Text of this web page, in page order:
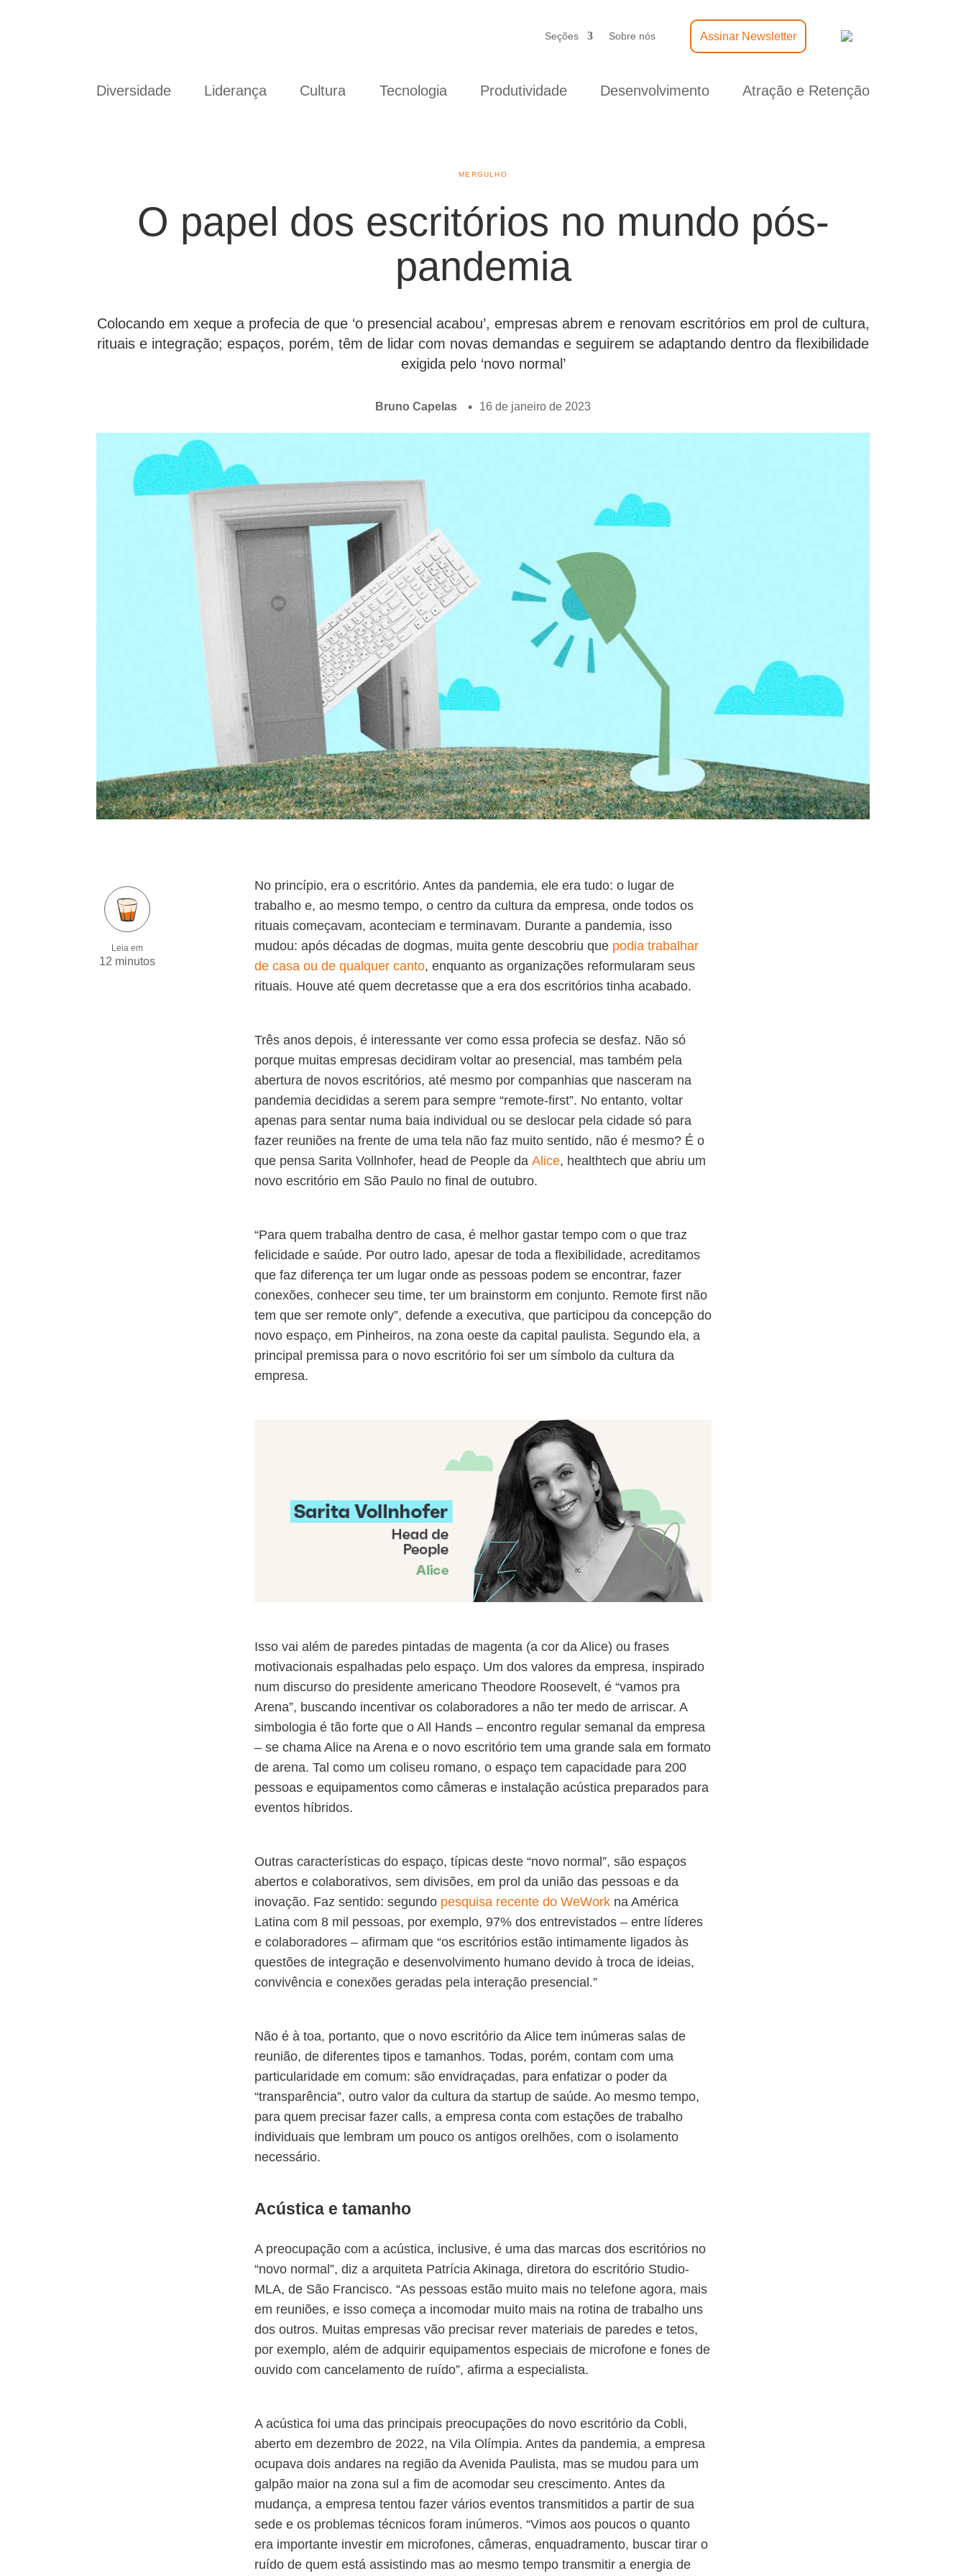
Seções Sobre nós Assinar Newsletter
Diversidade Liderança Cultura Tecnologia Produtividade Desenvolvimento Atração e Retenção
MERGULHO
O papel dos escritórios no mundo pós-
pandemia
Colocando em xeque a profecia de que ‘o presencial acabou’, empresas abrem e renovam escritórios em prol de cultura,
rituais e integração; espaços, porém, têm de lidar com novas demandas e seguirem se adaptando dentro da flexibilidade
exigida pelo ‘novo normal’
Bruno Capelas 16 de janeiro de 2023
Leia em
12 minutos
No princípio, era o escritório. Antes da pandemia, ele era tudo: o lugar de
trabalho e, ao mesmo tempo, o centro da cultura da empresa, onde todos os
rituais começavam, aconteciam e terminavam. Durante a pandemia, isso
mudou: após décadas de dogmas, muita gente descobriu que podia trabalhar
de casa ou de qualquer canto, enquanto as organizações reformularam seus
rituais. Houve até quem decretasse que a era dos escritórios tinha acabado.
Três anos depois, é interessante ver como essa profecia se desfaz. Não só
porque muitas empresas decidiram voltar ao presencial, mas também pela
abertura de novos escritórios, até mesmo por companhias que nasceram na
pandemia decididas a serem para sempre “remote-first”. No entanto, voltar
apenas para sentar numa baia individual ou se deslocar pela cidade só para
fazer reuniões na frente de uma tela não faz muito sentido, não é mesmo? É o
que pensa Sarita Vollnhofer, head de People da Alice, healthtech que abriu um
novo escritório em São Paulo no final de outubro.
“Para quem trabalha dentro de casa, é melhor gastar tempo com o que traz
felicidade e saúde. Por outro lado, apesar de toda a flexibilidade, acreditamos
que faz diferença ter um lugar onde as pessoas podem se encontrar, fazer
conexões, conhecer seu time, ter um brainstorm em conjunto. Remote first não
tem que ser remote only”, defende a executiva, que participou da concepção do
novo espaço, em Pinheiros, na zona oeste da capital paulista. Segundo ela, a
principal premissa para o novo escritório foi ser um símbolo da cultura da
empresa.
Isso vai além de paredes pintadas de magenta (a cor da Alice) ou frases
motivacionais espalhadas pelo espaço. Um dos valores da empresa, inspirado
num discurso do presidente americano Theodore Roosevelt, é “vamos pra
Arena”, buscando incentivar os colaboradores a não ter medo de arriscar. A
simbologia é tão forte que o All Hands – encontro regular semanal da empresa
– se chama Alice na Arena e o novo escritório tem uma grande sala em formato
de arena. Tal como um coliseu romano, o espaço tem capacidade para 200
pessoas e equipamentos como câmeras e instalação acústica preparados para
eventos híbridos.
Outras características do espaço, típicas deste “novo normal”, são espaços
abertos e colaborativos, sem divisões, em prol da união das pessoas e da
inovação. Faz sentido: segundo pesquisa recente do WeWork na América
Latina com 8 mil pessoas, por exemplo, 97% dos entrevistados – entre líderes
e colaboradores – afirmam que “os escritórios estão intimamente ligados às
questões de integração e desenvolvimento humano devido à troca de ideias,
convivência e conexões geradas pela interação presencial.”
Não é à toa, portanto, que o novo escritório da Alice tem inúmeras salas de
reunião, de diferentes tipos e tamanhos. Todas, porém, contam com uma
particularidade em comum: são envidraçadas, para enfatizar o poder da
“transparência”, outro valor da cultura da startup de saúde. Ao mesmo tempo,
para quem precisar fazer calls, a empresa conta com estações de trabalho
individuais que lembram um pouco os antigos orelhões, com o isolamento
necessário.
Acústica e tamanho
A preocupação com a acústica, inclusive, é uma das marcas dos escritórios no
“novo normal”, diz a arquiteta Patrícia Akinaga, diretora do escritório Studio-
MLA, de São Francisco. “As pessoas estão muito mais no telefone agora, mais
em reuniões, e isso começa a incomodar muito mais na rotina de trabalho uns
dos outros. Muitas empresas vão precisar rever materiais de paredes e tetos,
por exemplo, além de adquirir equipamentos especiais de microfone e fones de
ouvido com cancelamento de ruído”, afirma a especialista.
A acústica foi uma das principais preocupações do novo escritório da Cobli,
aberto em dezembro de 2022, na Vila Olímpia. Antes da pandemia, a empresa
ocupava dois andares na região da Avenida Paulista, mas se mudou para um
galpão maior na zona sul a fim de acomodar seu crescimento. Antes da
mudança, a empresa tentou fazer vários eventos transmitidos a partir de sua
sede e os problemas técnicos foram inúmeros. “Vimos aos poucos o quanto
era importante investir em microfones, câmeras, enquadramento, buscar tirar o
ruído de quem está assistindo mas ao mesmo tempo transmitir a energia de